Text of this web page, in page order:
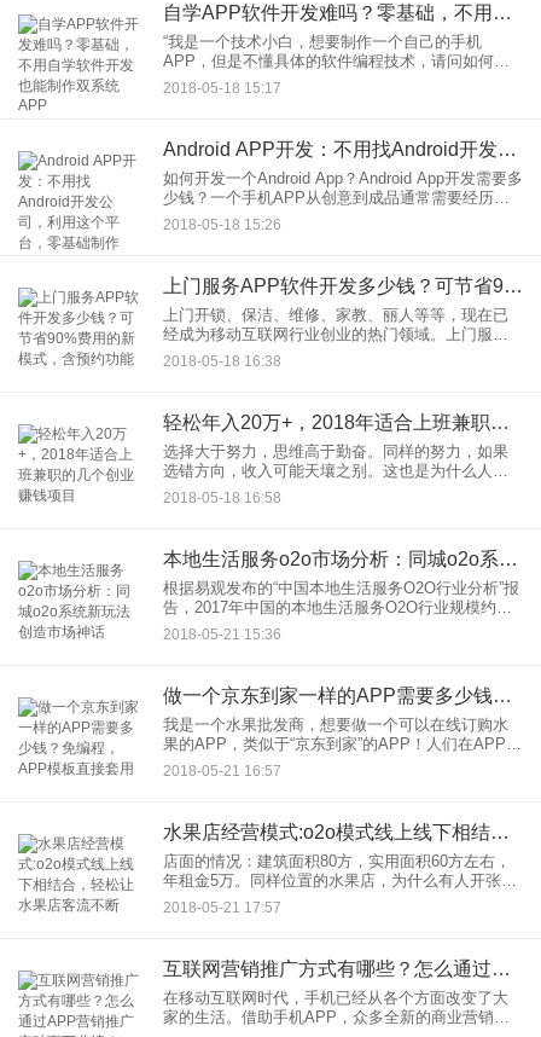
自学APP软件开发难吗？零基础，不用自学软件开发也能制作双系统APP
“我是一个技术小白，想要制作一个自己的手机
APP，但是不懂具体的软件编程技术，请问如何自
学开发？零基础自学APP软件开发难吗？”在移动互
联网时代，手机APP已经从各个方面改变了大家的
2018-05-18 15:17
Android APP开发：不用找Android开发公司，利用这个平台，零基础制作APP
如何开发一个Android App？Android App开发需要多
少钱？一个手机APP从创意到成品通常需要经历下
面的步骤：一、APP的基础规划1、前期通过用户分
析、竞品分析、市场分析，形成产品的需求
2018-05-18 15:26
上门服务APP软件开发多少钱？可节省90%费用的新模式，含预约功能
上门开锁、保洁、维修、家教、丽人等等，现在已
经成为移动互联网行业创业的热门领域。上门服务
类的APP让用户在家通过手机就能快速预约相关的
服务，预约、支付、评价、线下上门服务为一体，
2018-05-18 16:38
轻松年入20万+，2018年适合上班兼职的几个创业赚钱项目
选择大于努力，思维高于勤奋。同样的努力，如果
选错方向，收入可能天壤之别。这也是为什么人与
人的收入差距这么大的原因。大部分人努力学习、
工作，把年入二十万当做奋斗的目标，但是总会有
2018-05-18 16:58
本地生活服务o2o市场分析：同城o2o系统新玩法创造市场神话
根据易观发布的“中国本地生活服务O2O行业分析”报
告，2017年中国的本地生活服务O2O行业规模约万
亿，比较2016年增长71.5%。其中到店O2O市场规
模7611.9亿元，在本地O2O整体市场中交易
2018-05-21 15:36
做一个京东到家一样的APP需要多少钱？免编程，APP模板直接套用
我是一个水果批发商，想要做一个可以在线订购水
果的APP，类似于“京东到家”的APP！人们在APP上
选购完水果下单后，我收到订单配货送出，这样的
一个县级区域APP制作费用高吗？或者说做一个京
2018-05-21 16:57
水果店经营模式:o2o模式线上线下相结合，轻松让水果店客流不断
店面的情况：建筑面积80方，实用面积60方左右，
年租金5万。同样位置的水果店，为什么有人开张半
年倒闭关门，为什么刘先生可以月净赚20万,客流不
断？刘先生接手后，只有妻子二人，就将生意做到
2018-05-21 17:57
互联网营销推广方式有哪些？怎么通过APP营销推广突破百万业绩？
在移动互联网时代，手机已经从各个方面改变了大
家的生活。借助手机APP，众多全新的商业营销方